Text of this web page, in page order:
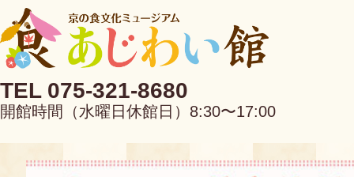
TEL 075-321-8680
開館時間（水曜日休館日）8:30〜17:00